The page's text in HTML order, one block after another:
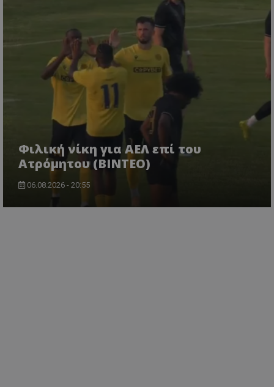
Φιλική νίκη για ΑΕΛ επί του
Ατρόμητου (BINTEO)
06.08.2026 - 20:55